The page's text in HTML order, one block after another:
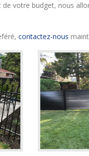
votre budget, nous
contactez-nous